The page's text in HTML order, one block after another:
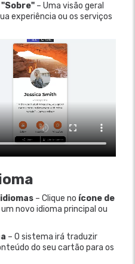
– Uma visão geral
experiência ou os serviços
– Clique no ícone de
novo idioma principal ou
– O sistema irá traduzir
do seu cartão para os